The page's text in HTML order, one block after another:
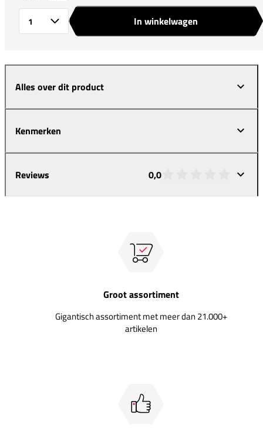
In winkelwagen
Alles over dit product
Kenmerken
Reviews 0,0
Groot assortiment
Gigantisch assortiment met meer dan 21.000+
artikelen